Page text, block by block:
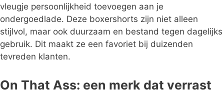
vleugje persoonlijkheid toevoegen aan je
ondergoedlade. Deze boxershorts zijn niet alleen
stijlvol, maar ook duurzaam en bestand tegen dagelijks
gebruik. Dit maakt ze een favoriet bij duizenden
tevreden klanten.
On That Ass: een merk dat verrast